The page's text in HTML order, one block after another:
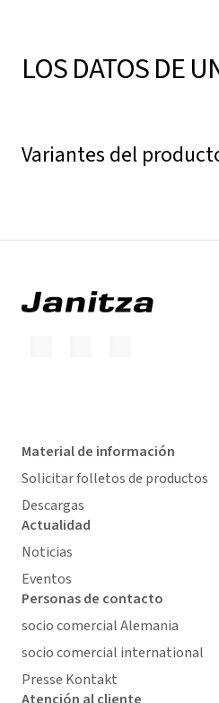
LOS DATOS DE
Variantes del
Material de información
Solicitar folletos de productos
Descargas
Actualidad
Noticias
Eventos
Personas de contacto
socio comercial Alemania
socio comercial international
Presse Kontakt